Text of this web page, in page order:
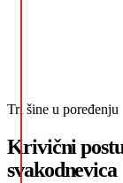
Tri šine u poređenju
Krivični
svakodnevica